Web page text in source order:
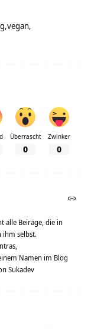
vegan
Überrascht
0
Zwinker
0
alle Beiräge, die in
ihm selbst.
Namen im Blog
Sukadev